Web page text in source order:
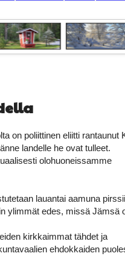
on poliittinen eliitti rantaunut
landelle he ovat tulleet.
olohuoneissamme
lauantai aamuna
ylimmät edes, missä Jämsä
kirkkaimmat tähdet ja
ehdokkaiden